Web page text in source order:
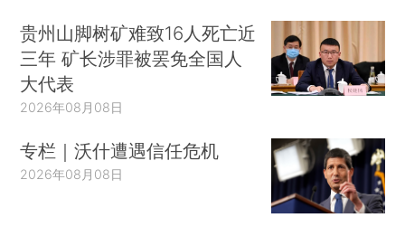
贵州山脚树矿难致16人死亡近
三年 矿长涉罪被罢免全国人
大代表
2026年08月08日
专栏｜沃什遭遇信任危机
2026年08月08日